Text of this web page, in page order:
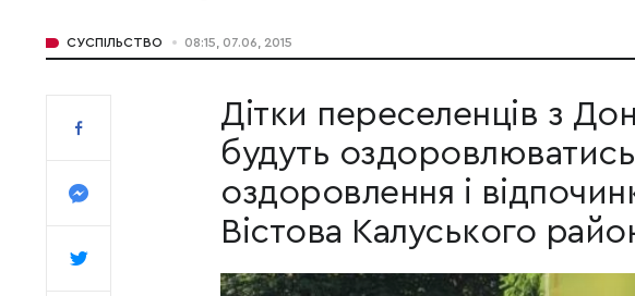
СУСПІЛЬСТВО 08:15, 07.06, 2015
Дітки переселенців з
будуть
оздоровлення і
Вістова Калуського